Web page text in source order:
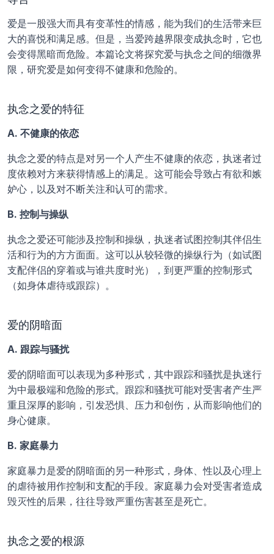
爱是一股强大而具有变革性的情感，能为我们的生活带来巨
大的喜悦和满足感。但是，当爱跨越界限变成执念时，它也
会变得黑暗而危险。本篇论文将探究爱与执念之间的细微界
限，研究爱是如何变得不健康和危险的。
执念之爱的特征
A. 不健康的依恋
执念之爱的特点是对另一个人产生不健康的依恋，执迷者过
度依赖对方来获得情感上的满足。这可能会导致占有欲和嫉
妒心，以及对不断关注和认可的需求。
B. 控制与操纵
执念之爱还可能涉及控制和操纵，执迷者试图控制其伴侣生
活和行为的方方面面。这可以从较轻微的操纵行为（如试图
支配伴侣的穿着或与谁共度时光），到更严重的控制形式
（如身体虐待或跟踪）。
爱的阴暗面
A. 跟踪与骚扰
爱的阴暗面可以表现为多种形式，其中跟踪和骚扰是执迷行
为中最极端和危险的形式。跟踪和骚扰可能对受害者产生严
重且深厚的影响，引发恐惧、压力和创伤，从而影响他们的
身心健康。
B. 家庭暴力
家庭暴力是爱的阴暗面的另一种形式，身体、性以及心理上
的虐待被用作控制和支配的手段。家庭暴力会对受害者造成
毁灭性的后果，往往导致严重伤害甚至是死亡。
执念之爱的根源